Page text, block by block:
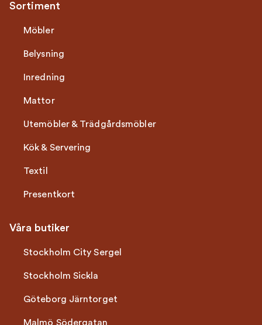
Sortiment
Möbler
Belysning
Inredning
Mattor
Utemöbler & Trädgårdsmöbler
Kök & Servering
Textil
Presentkort
Våra butiker
Stockholm City Sergel
Stockholm Sickla
Göteborg Järntorget
Malmö Södergatan